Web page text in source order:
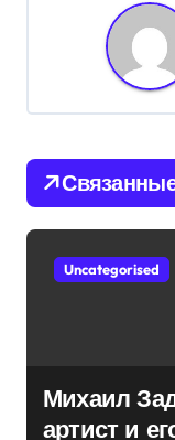
ц
и
я
Uncategorised
Михаил
артист и